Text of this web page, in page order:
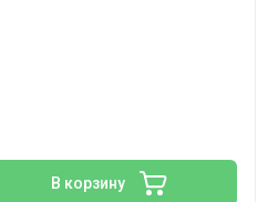
В корзину